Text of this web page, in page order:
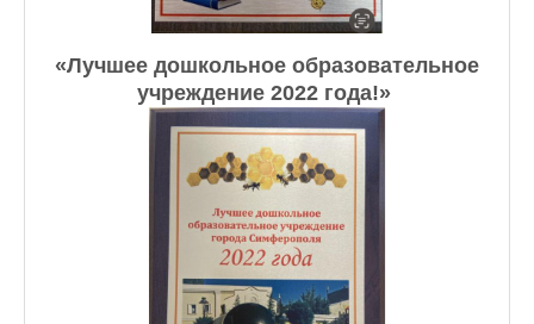
«Лучшее дошкольное образовательное
учреждение 2022 года!» ​